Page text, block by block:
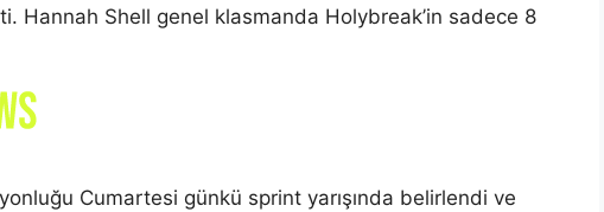
Hannah Shell genel klasmanda Holybreak’in sadece 8
Cumartesi günkü sprint yarışında belirlendi ve